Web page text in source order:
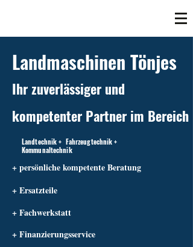
Landmaschinen Tönjes
Ihr zuverlässiger und
kompetenter Partner im Bereich
Landtechnik + Fahrzeugtechnik +
Kommunaltechnik
+ persönliche kompetente Beratung
+ Ersatzteile
+ Fachwerkstatt
+ Finanzierungsservice